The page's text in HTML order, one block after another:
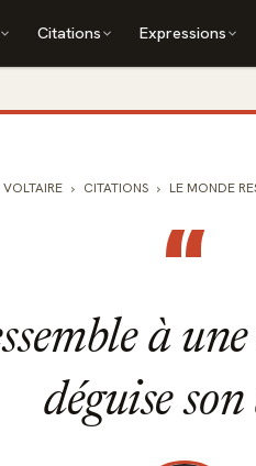
Citations Expressions
VOLTAIRE CITATIONS LE MONDE
“
à
déguise son